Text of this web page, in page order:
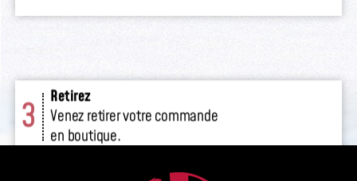
3
en boutique.